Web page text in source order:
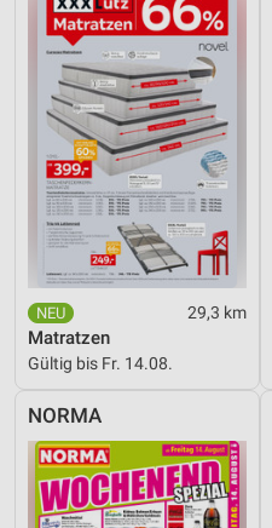
29,3 km
Matratzen
Gültig bis Fr. 14.08.
NORMA